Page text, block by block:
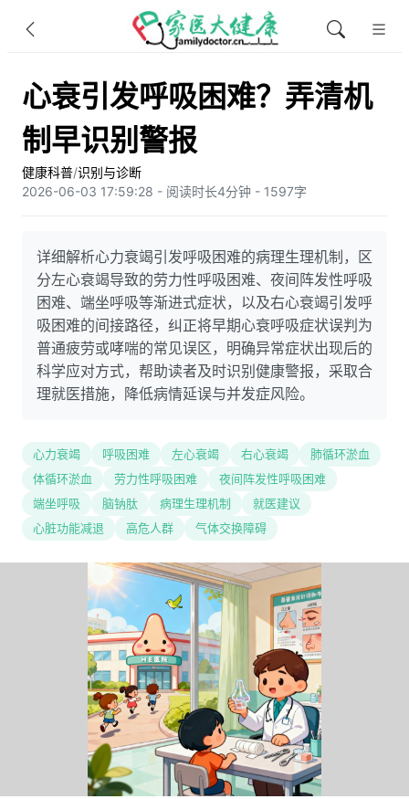
心衰引发呼吸困难？弄清机
制早识别警报
健康科普/识别与诊断
2026-06-03 17:59:28 - 阅读时长4分钟 - 1597字
详细解析心力衰竭引发呼吸困难的病理生理机制，区
分左心衰竭导致的劳力性呼吸困难、夜间阵发性呼吸
困难、端坐呼吸等渐进式症状，以及右心衰竭引发呼
吸困难的间接路径，纠正将早期心衰呼吸症状误判为
普通疲劳或哮喘的常见误区，明确异常症状出现后的
科学应对方式，帮助读者及时识别健康警报，采取合
理就医措施，降低病情延误与并发症风险。
心力衰竭 呼吸困难 左心衰竭 右心衰竭
肺循环淤血
体循环淤血
劳力性呼吸困难
夜间阵发性呼吸困难
端坐呼吸
脑钠肽 病理生理机制
就医建议
心脏功能减退
高危人群 气体交换障碍